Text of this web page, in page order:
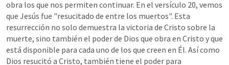
obra los que nos permiten continuar. En el versículo 20, vemos
que Jesús fue "resucitado de entre los muertos". Esta
resurrección no solo demuestra la victoria de Cristo sobre la
muerte, sino también el poder de Dios que obra en Cristo y que
está disponible para cada uno de los que creen en Él. Así como
Dios resucitó a Cristo, también tiene el poder para